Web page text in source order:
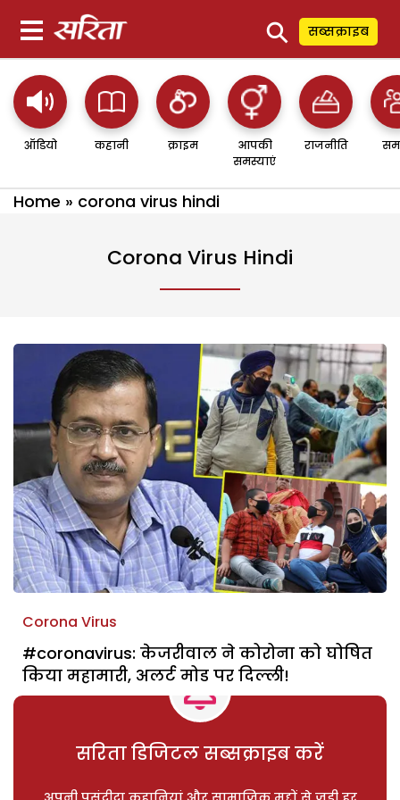
⚲ सब्सक्राइब
ऑडियो कहानी क्राइम
आपकी
समस्याएं
राजनीति
Home » corona virus hindi
Corona Virus Hindi
Corona Virus
#coronavirus: केजरीवाल ने कोरोना को घोषित
किया महामारी, अलर्ट मोड पर दिल्ली!
सरिता डिजिटल सब्सक्राइब करें